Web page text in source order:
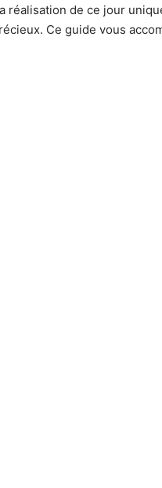
réalisation de ce jour
Ce guide vous